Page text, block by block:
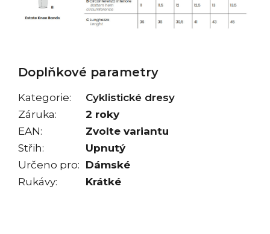
Doplňkové parametry
Kategorie:
Cyklistické dresy
Záruka:
2 roky
EAN:
Zvolte variantu
Střih:
Upnutý
Určeno pro: Dámské
Rukávy: Krátké